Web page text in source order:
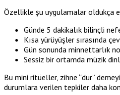
Özellikle şu uygulamalar oldukça
Günde 5 dakikalık bilinçli
Kısa yürüyüşler sırasında
Gün sonunda minnettarlık
Sessiz bir ortamda müzik
Bu mini ritüeller, zihne “dur”
durumlara verilen tepkiler daha